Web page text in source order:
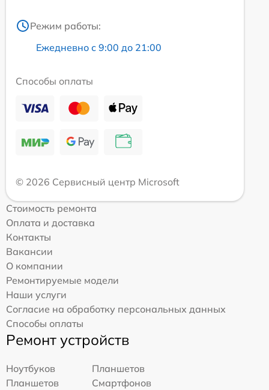
Режим работы:
Ежедневно с 9:00 до 21:00
Способы оплаты
© 2026 Сервисный центр Microsoft
Стоимость ремонта
Оплата и доставка
Контакты
Вакансии
О компании
Ремонтируемые модели
Наши услуги
Согласие на обработку персональных данных
Способы оплаты
Ремонт устройств
Ноутбуков
Планшетов
Планшетов
Смартфонов